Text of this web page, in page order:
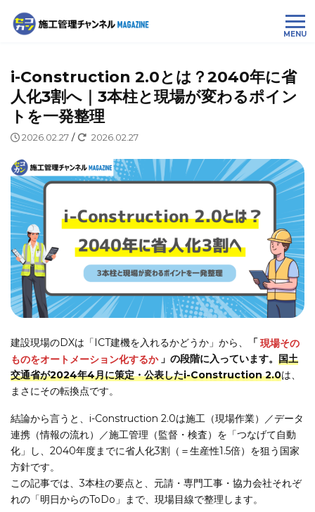
MENU
i-Construction 2.0とは？2040年に省
人化3割へ｜3本柱と現場が変わるポイン
トを一発整理
2026.02.27 / 2026.02.27
建設現場のDXは「ICT建機を入れるかどうか」から、 「 現場その
ものをオートメーション化するか 」の段階に入っています。 国土
交通省が2024年4月に策定・公表したi-Construction 2.0は、
まさにその転換点です。
結論から言うと、i-Construction 2.0は施工（現場作業）／データ
連携（情報の流れ）／施工管理（監督・検査）を「つなげて自動
化」し、2040年度までに省人化3割（＝生産性1.5倍）を狙う国家
方針です。
この記事では、3本柱の要点と、元請・専門工事・協力会社それぞ
れの「明日からのToDo」まで、現場目線で整理します。